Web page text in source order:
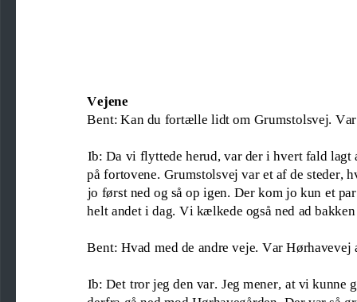
Vejene
Bent: Kan du fortælle lidt om Grumstolsvej.
Ib: Da vi flyttede herud var der i hvert fald lagt
på fortovene. Grumstolsvej var et af de steder,
jo først ned og så op igen. Der kom jo kun et
helt andet i dag. Vi kælkede også ned ad
Bent: Hvad med de andre veje. Var Hørhavevej
Ib: Det tror jeg den var. Jeg mener, at vi kunne